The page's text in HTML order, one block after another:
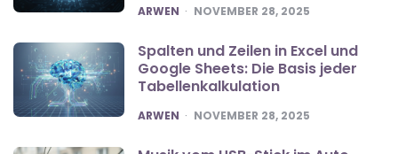
POSTED
ARWEN NOVEMBER 28, 2025
Spalten und Zeilen in Excel und
Google Sheets: Die Basis jeder
Tabellenkalkulation
POSTED
ARWEN NOVEMBER 28, 2025